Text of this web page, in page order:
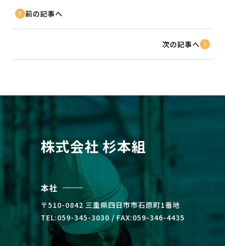
前の記事へ
次の記事へ
株式会社 杉本組
本社
〒510-0842 三重県四⽇市市⽯原町1番地
TEL:059-345-3030 / FAX:059-346-4435